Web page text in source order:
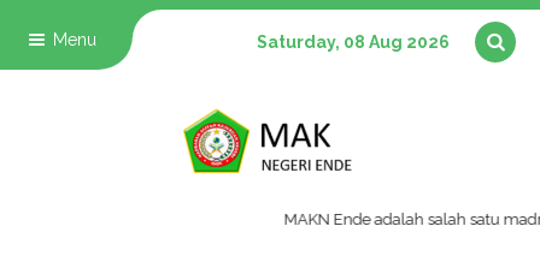
Menu Saturday, 08 Aug 2026
MAKN Ende adalah salah satu